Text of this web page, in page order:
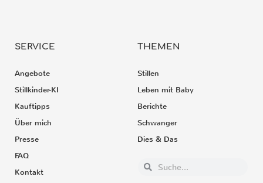
SERVICE
Angebote
Stillkinder-KI
Kauftipps
Über mich
Presse
FAQ
Kontakt
THEMEN
Stillen
Leben mit Baby
Berichte
Schwanger
Dies & Das